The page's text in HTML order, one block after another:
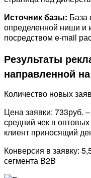
Источник базы: База
определенной ниши и
посредством e-mail
Результаты
направленной
Количество новых
Цена заявки: 733руб.
средний чек в
клиент приносящий
Конверсия в заявку:
сегмента B2B